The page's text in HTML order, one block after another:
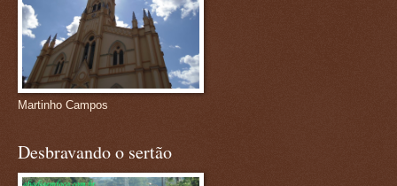
Martinho Campos
Desbravando o sertão